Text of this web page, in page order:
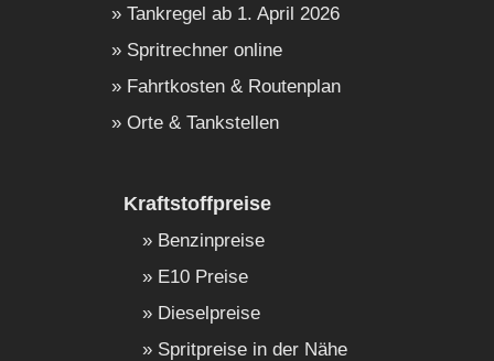
Tankregel ab 1. April 2026
Spritrechner online
Fahrtkosten & Routenplan
Orte & Tankstellen
Kraftstoffpreise
Benzinpreise
E10 Preise
Dieselpreise
Spritpreise in der Nähe